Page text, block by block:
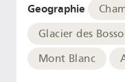
Geographie
Glacier des
Mont Blanc